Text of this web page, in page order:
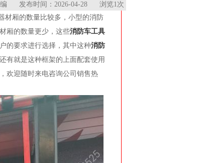
编 发布时间：2026-04-28 浏览1次
材厢的数量比较多，小型的消防
厢的数量更少，这些消防车工具
的要求进行选择，其中这种消防
有就是这种框架的上面配套使用
欢迎随时来电咨询公司销售热